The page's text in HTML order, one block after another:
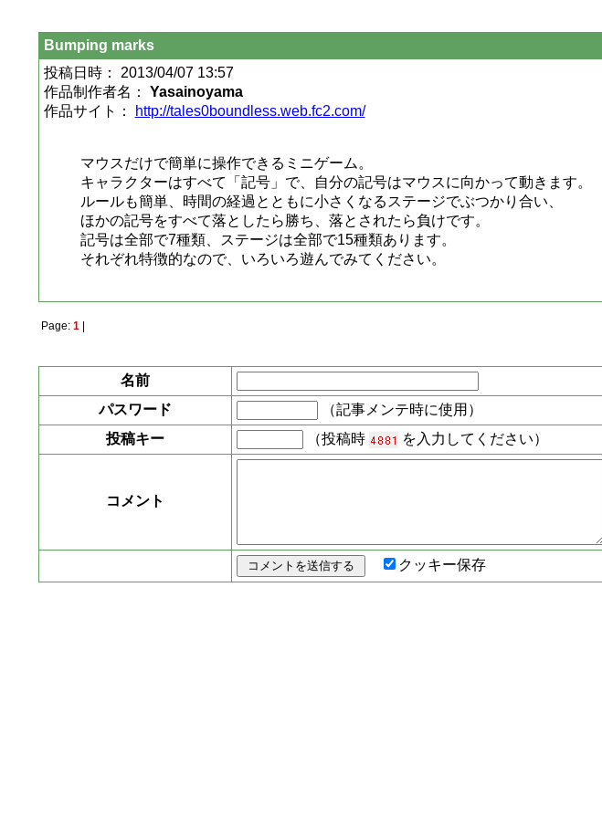
Bumping marks
投稿日時： 2013/04/07 13:57
作品制作者名： Yasainoyama
作品サイト：
http://tales0boundless.web.fc2.com/
マウスだけで簡単に操作できるミニゲーム。
キャラクターはすべて「記号」で、自分の記号はマウスに向かって動きます。
ルールも簡単、時間の経過とともに小さくなるステージでぶつかり合い、
ほかの記号をすべて落としたら勝ち、落とされたら負けです。
記号は全部で7種類、ステージは全部で15種類あります。
それぞれ特徴的なので、いろいろ遊んでみてください。
Page: 1|
名前
パスワード
（記事メンテ時に使用）
投稿キー
（投稿時 を入力してください）
コメント
クッキー保存